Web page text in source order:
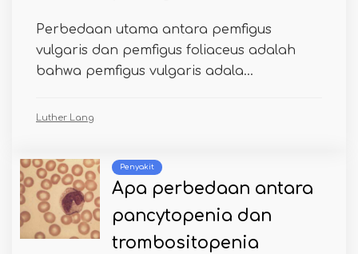
Perbedaan utama antara pemfigus
vulgaris dan pemfigus foliaceus adalah
bahwa pemfigus vulgaris adala...
Luther Lang
Penyakit
Apa perbedaan antara
pancytopenia dan
trombositopenia